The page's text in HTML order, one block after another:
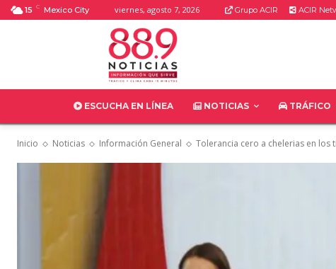
15 C Mexico City viernes, agosto 7, 2026 Grupo ACIR ACIR
ESCUCHA EN LÍNEA NOTICIAS TRÁFICO
Inicio Noticias Información General Tolerancia cero a chelerias en los